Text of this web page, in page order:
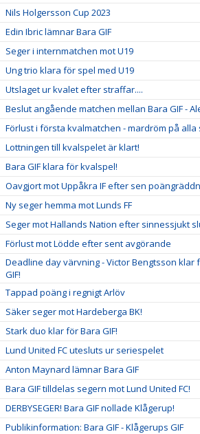
Nils Holgersson Cup 2023
Edin Ibric lämnar Bara GIF
Seger i internmatchen mot U19
Ung trio klara för spel med U19
Utslaget ur kvalet efter straffar....
Beslut angående matchen mellan Bara GIF -
Förlust i första kvalmatchen - mardröm på alla
Lottningen till kvalspelet är klart!
Bara GIF klara för kvalspel!
Oavgjort mot Uppåkra IF efter sen
Ny seger hemma mot Lunds FF
Seger mot Hallands Nation efter sinnessjukt
Förlust mot Lödde efter sent avgörande
Deadline day värvning - Victor Bengtsson klar
GIF!
Tappad poäng i regnigt Arlöv
Säker seger mot Hardeberga BK!
Stark duo klar för Bara GIF!
Lund United FC utesluts ur seriespelet
Anton Maynard lämnar Bara GIF
Bara GIF tilldelas segern mot Lund United FC!
DERBYSEGER! Bara GIF nollade Klågerup!
Publikinformation: Bara GIF - Klågerups GIF